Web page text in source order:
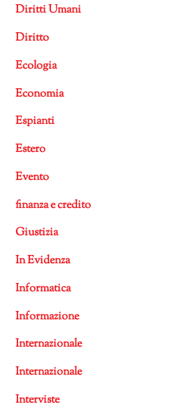
Diritti Umani
Diritto
Ecologia
Economia
Espianti
Estero
Evento
finanza e credito
Giustizia
In Evidenza
Informatica
Informazione
Internazionale
Internazionale
Interviste